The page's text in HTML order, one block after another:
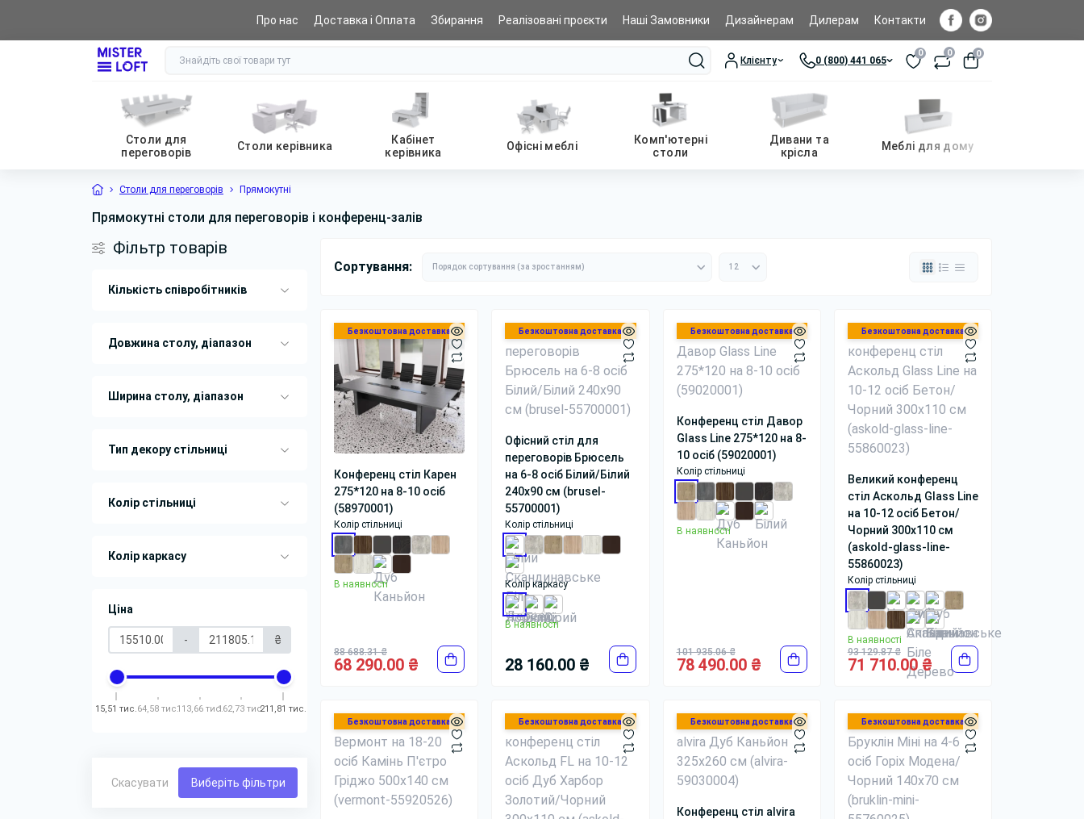
0 (800) 441 065
Про нас Доставка і Оплата Збирання Реалізовані проєкти Наші Замовники Дизайнерам Дилерам Контакти
Клієнту 0 (800) 441 065
0 0 0
Столи для
переговорів
Столи керівника
Кабінет
керівника
Офісні меблі
Комп'ютерні
столи
Дивани та
крісла
Меблі для дому
Столи для переговорів Прямокутні
Прямокутні столи для переговорів і конференц-залів
Фільтр товарів
Кількість співробітників
Довжина столу, діапазон
Ширина столу, діапазон
Тип декору стільниці
Колір стільниці
Колір каркасу
Ціна
- ₴
15,51 тис.64,58 тис.113,66 тис.162,73 тис.211,81 тис.
Скасувати Виберіть фільтри
Сортування:
Безкоштовна доставка
Конференц стіл Карен
275*120 на 8-10 осіб
(58970001)
Колір стільниці
В наявності
88 688.31 ₴
68 290.00 ₴
Безкоштовна доставка
Офісний стіл для
переговорів Брюсель
на 6-8 осіб Білий/Білий
240x90 см (brusel-
55700001)
Колір стільниці
Колір каркасу
В наявності
28 160.00 ₴
Безкоштовна доставка
Конференц стіл Давор
Glass Line 275*120 на 8-
10 осіб (59020001)
Колір стільниці
В наявності
101 935.06 ₴
78 490.00 ₴
Безкоштовна доставка
Великий конференц
стіл Аскольд Glass Line
на 10-12 осіб Бетон/
Чорний 300x110 см
(askold-glass-line-
55860023)
Колір стільниці
В наявності
93 129.87 ₴
71 710.00 ₴
Безкоштовна доставка Безкоштовна доставка Безкоштовна доставка
Конференц стіл alvira
Безкоштовна доставка